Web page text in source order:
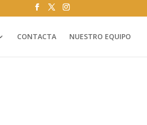
CONTACTA NUESTRO EQUIPO